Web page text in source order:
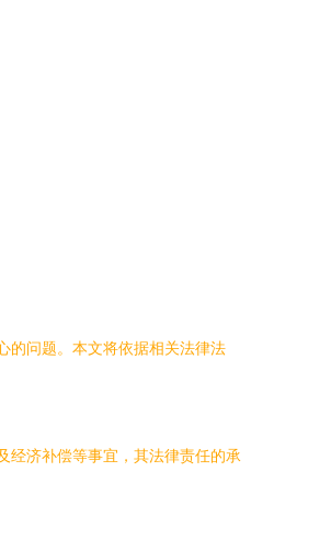
的问题。本文将依据相关法律法
经济补偿等事宜，其法律责任的承